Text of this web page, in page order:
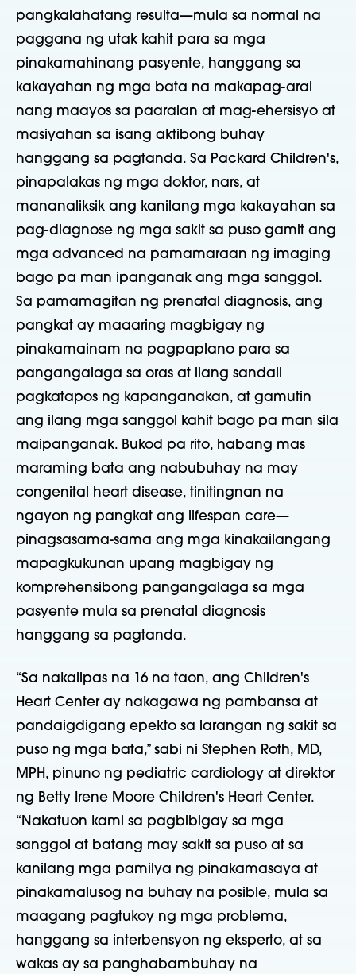
pangkalahatang resulta—mula sa normal na
paggana ng utak kahit para sa mga
pinakamahinang pasyente, hanggang sa
kakayahan ng mga bata na makapag-aral
nang maayos sa paaralan at mag-ehersisyo at
masiyahan sa isang aktibong buhay
hanggang sa pagtanda. Sa Packard Children's,
pinapalakas ng mga doktor, nars, at
mananaliksik ang kanilang mga kakayahan sa
pag-diagnose ng mga sakit sa puso gamit ang
mga advanced na pamamaraan ng imaging
bago pa man ipanganak ang mga sanggol.
Sa pamamagitan ng prenatal diagnosis, ang
pangkat ay maaaring magbigay ng
pinakamainam na pagpaplano para sa
pangangalaga sa oras at ilang sandali
pagkatapos ng kapanganakan, at gamutin
ang ilang mga sanggol kahit bago pa man sila
maipanganak. Bukod pa rito, habang mas
maraming bata ang nabubuhay na may
congenital heart disease, tinitingnan na
ngayon ng pangkat ang lifespan care—
pinagsasama-sama ang mga kinakailangang
mapagkukunan upang magbigay ng
komprehensibong pangangalaga sa mga
pasyente mula sa prenatal diagnosis
hanggang sa pagtanda.
“Sa nakalipas na 16 na taon, ang Children's
Heart Center ay nakagawa ng pambansa at
pandaigdigang epekto sa larangan ng sakit sa
puso ng mga bata,” sabi ni Stephen Roth, MD,
MPH, pinuno ng pediatric cardiology at direktor
ng Betty Irene Moore Children's Heart Center.
“Nakatuon kami sa pagbibigay sa mga
sanggol at batang may sakit sa puso at sa
kanilang mga pamilya ng pinakamasaya at
pinakamalusog na buhay na posible, mula sa
maagang pagtukoy ng mga problema,
hanggang sa interbensyon ng eksperto, at sa
wakas ay sa panghabambuhay na